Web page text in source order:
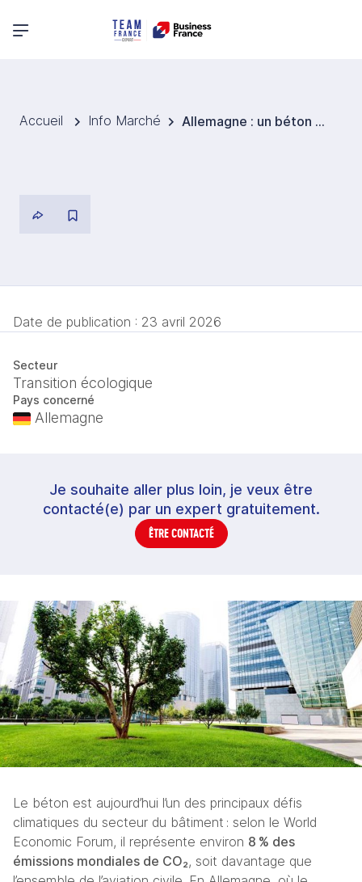
Menu principal
Accueil Info Marché Allemagne : un béton capable de stocker du CO₂ ouvre de nouvelles perspectives pour le bâtiment
Date de publication : 23 avril 2026
Secteur
Transition écologique
Pays concerné
Allemagne
Je souhaite aller plus loin, je veux être
contacté(e) par un expert gratuitement.
ÊTRE CONTACTÉ
Le béton est aujourd’hui l’un des principaux défis
climatiques du secteur du bâtiment : selon le World
Economic Forum, il représente environ 8 % des
émissions mondiales de CO₂, soit davantage que